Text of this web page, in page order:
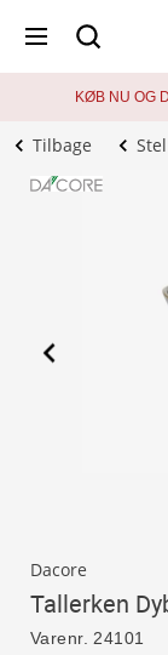
KØB NU OG
Tilbage Stel
Dacore
Tallerken
Varenr. 24101